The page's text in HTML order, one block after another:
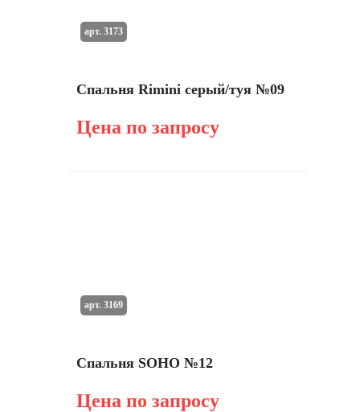
Спальня Rimini серый/туя №09
Цена по запросу
арт. 3173
Спальня SOHO №12
Цена по запросу
арт. 3169